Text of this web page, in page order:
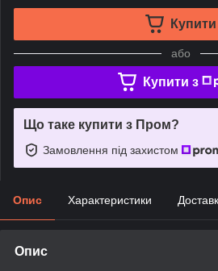
Купити
або
Купити з
Що таке купити з Пром?
Замовлення під захистом
Опис Характеристики
Опис